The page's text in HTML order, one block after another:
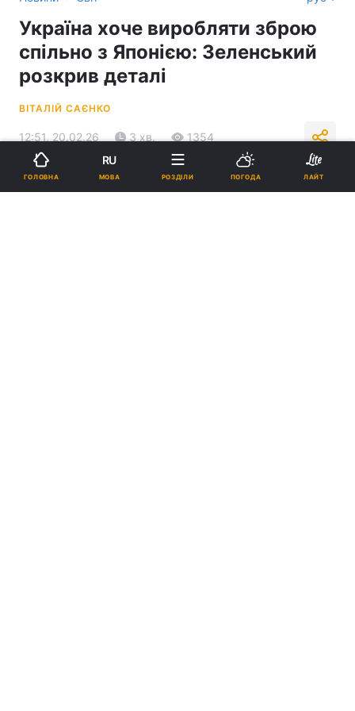
Україна хоче виробляти зброю
спільно з Японією: Зеленський
розкрив деталі
ВІТАЛІЙ САЄНКО
12:51, 20.02.26 3 хв. 1354
Підпишіться на нас в Google
ГОЛОВНА
RU
МОВА РОЗДІЛИ ПОГОДА ЛАЙТ